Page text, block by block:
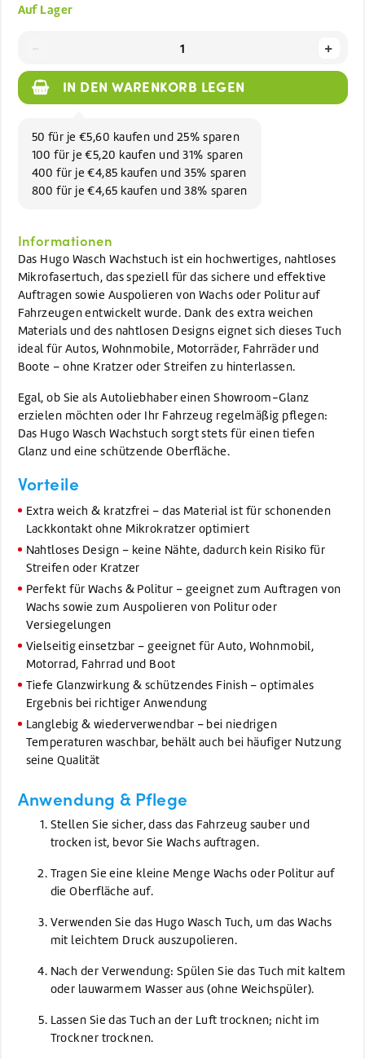
Auf Lager
+
IN DEN WARENKORB LEGEN
50 für je €5,60 kaufen und 25% sparen
100 für je €5,20 kaufen und 31% sparen
400 für je €4,85 kaufen und 35% sparen
800 für je €4,65 kaufen und 38% sparen
Informationen
Das Hugo Wasch Wachstuch ist ein hochwertiges, nahtloses
Mikrofasertuch, das speziell für das sichere und effektive
Auftragen sowie Auspolieren von Wachs oder Politur auf
Fahrzeugen entwickelt wurde. Dank des extra weichen
Materials und des nahtlosen Designs eignet sich dieses Tuch
ideal für Autos, Wohnmobile, Motorräder, Fahrräder und
Boote – ohne Kratzer oder Streifen zu hinterlassen.
Egal, ob Sie als Autoliebhaber einen Showroom-Glanz
erzielen möchten oder Ihr Fahrzeug regelmäßig pflegen:
Das Hugo Wasch Wachstuch sorgt stets für einen tiefen
Glanz und eine schützende Oberfläche.
Vorteile
Extra weich & kratzfrei – das Material ist für schonenden
Lackkontakt ohne Mikrokratzer optimiert
Nahtloses Design – keine Nähte, dadurch kein Risiko für
Streifen oder Kratzer
Perfekt für Wachs & Politur – geeignet zum Auftragen von
Wachs sowie zum Auspolieren von Politur oder
Versiegelungen
Vielseitig einsetzbar – geeignet für Auto, Wohnmobil,
Motorrad, Fahrrad und Boot
Tiefe Glanzwirkung & schützendes Finish – optimales
Ergebnis bei richtiger Anwendung
Langlebig & wiederverwendbar – bei niedrigen
Temperaturen waschbar, behält auch bei häufiger Nutzung
seine Qualität
Anwendung & Pflege
Stellen Sie sicher, dass das Fahrzeug sauber und
trocken ist, bevor Sie Wachs auftragen.
Tragen Sie eine kleine Menge Wachs oder Politur auf
die Oberfläche auf.
Verwenden Sie das Hugo Wasch Tuch, um das Wachs
mit leichtem Druck auszupolieren.
Nach der Verwendung: Spülen Sie das Tuch mit kaltem
oder lauwarmem Wasser aus (ohne Weichspüler).
Lassen Sie das Tuch an der Luft trocknen; nicht im
Trockner trocknen.